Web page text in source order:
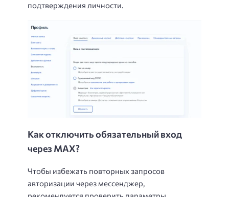
подтверждения личности.
Как отключить обязательный вход
через MAX?
Чтобы избежать повторных запросов
авторизации через мессенджер,